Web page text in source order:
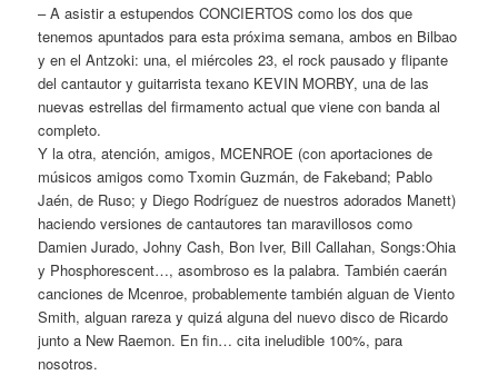
– A asistir a estupendos CONCIERTOS como los dos que
tenemos apuntados para esta próxima semana, ambos en Bilbao
y en el Antzoki: una, el miércoles 23, el rock pausado y flipante
del cantautor y guitarrista texano KEVIN MORBY, una de las
nuevas estrellas del firmamento actual que viene con banda al
completo.
Y la otra, atención, amigos, MCENROE (con aportaciones de
músicos amigos como Txomin Guzmán, de Fakeband; Pablo
Jaén, de Ruso; y Diego Rodríguez de nuestros adorados Manett)
haciendo versiones de cantautores tan maravillosos como
Damien Jurado, Johny Cash, Bon Iver, Bill Callahan, Songs:Ohia
y Phosphorescent…, asombroso es la palabra. También caerán
canciones de Mcenroe, probablemente también alguan de Viento
Smith, alguan rareza y quizá alguna del nuevo disco de Ricardo
junto a New Raemon. En fin… cita ineludible 100%, para
nosotros.